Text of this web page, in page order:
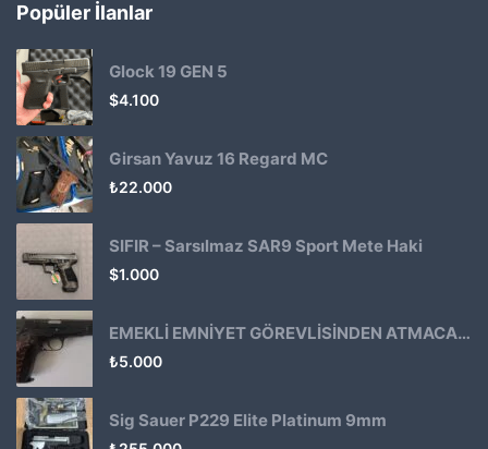
Popüler İlanlar
Glock 19 GEN 5
$4.100
Girsan Yavuz 16 Regard MC
₺22.000
SIFIR – Sarsılmaz SAR9 Sport Mete Haki
$1.000
EMEKLİ EMNİYET GÖREVLİSİNDEN ATMACA 53 KLASİK14
₺5.000
Sig Sauer P229 Elite Platinum 9mm